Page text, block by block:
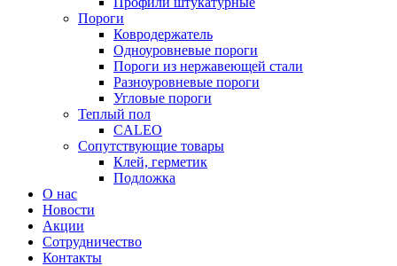
Пороги
Ковродержатель
Одноуровневые пороги
Пороги из нержавеющей стали
Разноуровневые пороги
Угловые пороги
Теплый пол
CALEO
Сопутствующие товары
Клей, герметик
Подложка
О нас
Новости
Акции
Сотрудничество
Контакты